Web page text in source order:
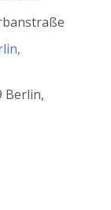
Berlin,